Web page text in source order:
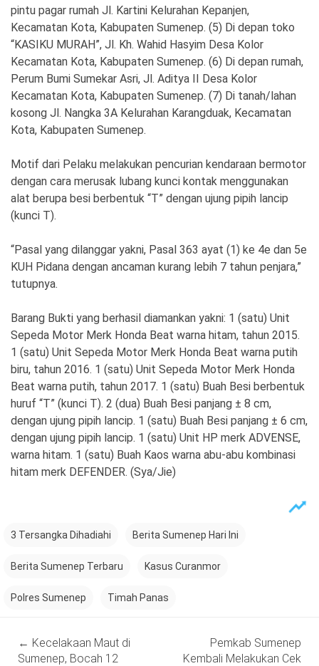
pintu pagar rumah Jl. Kartini Kelurahan Kepanjen,
Kecamatan Kota, Kabupaten Sumenep. (5) Di depan toko
“KASIKU MURAH”, Jl. Kh. Wahid Hasyim Desa Kolor
Kecamatan Kota, Kabupaten Sumenep. (6) Di depan rumah,
Perum Bumi Sumekar Asri, Jl. Aditya II Desa Kolor
Kecamatan Kota, Kabupaten Sumenep. (7) Di tanah/lahan
kosong Jl. Nangka 3A Kelurahan Karangduak, Kecamatan
Kota, Kabupaten Sumenep.
Motif dari Pelaku melakukan pencurian kendaraan bermotor
dengan cara merusak lubang kunci kontak menggunakan
alat berupa besi berbentuk “T” dengan ujung pipih lancip
(kunci T).
“Pasal yang dilanggar yakni, Pasal 363 ayat (1) ke 4e dan 5e
KUH Pidana dengan ancaman kurang lebih 7 tahun penjara,”
tutupnya.
Barang Bukti yang berhasil diamankan yakni: 1 (satu) Unit
Sepeda Motor Merk Honda Beat warna hitam, tahun 2015.
1 (satu) Unit Sepeda Motor Merk Honda Beat warna putih
biru, tahun 2016. 1 (satu) Unit Sepeda Motor Merk Honda
Beat warna putih, tahun 2017. 1 (satu) Buah Besi berbentuk
huruf “T” (kunci T). 2 (dua) Buah Besi panjang ± 8 cm,
dengan ujung pipih lancip. 1 (satu) Buah Besi panjang ± 6 cm,
dengan ujung pipih lancip. 1 (satu) Unit HP merk ADVENSE,
warna hitam. 1 (satu) Buah Kaos warna abu-abu kombinasi
hitam merk DEFENDER. (Sya/Jie)
3 Tersangka Dihadiahi Berita Sumenep Hari Ini
Berita Sumenep Terbaru Kasus Curanmor
Polres Sumenep Timah Panas
navigation
← Kecelakaan Maut di
Sumenep, Bocah 12
Pemkab Sumenep
Kembali Melakukan Cek